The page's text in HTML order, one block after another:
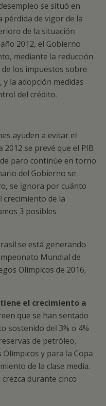
se situó en
pérdida de vigor de la
de la situación
2012, el Gobierno
mediante la reducción
los impuestos sobre
la adopción medidas
del crédito.
ayuden a evitar el
2012 se prevé que el PIB
paro continúe en torno
del Gobierno se
se ignora por cuánto
de la
3 posibles
se está generando
Mundial de
Olímpicos de 2016,
el crecimiento a
que se han sentado
sostenido del 3% o 4%
de petróleo,
y para la Copa
de la clase media.
durante cinco